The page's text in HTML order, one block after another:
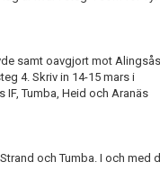
samt oavgjort mot
4. Skriv in 14-15 mars i
IF, Tumba, Heid och Aranäs
och Tumba. I och med